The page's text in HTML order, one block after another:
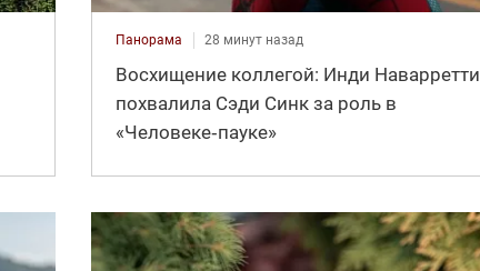
Панорама 28 минут назад
Восхищение коллегой: Инди Наварретти
похвалила Сэди Синк за роль в
«Человеке‑пауке»